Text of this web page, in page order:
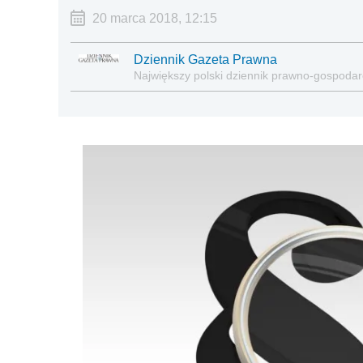
20 marca 2018, 12:15
Dziennik Gazeta Prawna
Największy polski dziennik prawno-